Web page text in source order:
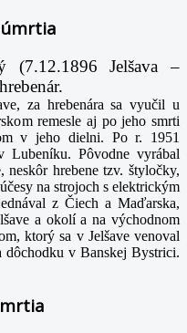
úmrtia
(7.12.1896 Jelšava –
za hrebenára sa vyučil u
remesle aj po jeho smrti
v jeho dielni. Po r. 1951
Lubeníku. Pôvodne vyrábal
neskôr hrebene tzv. štyločky,
na strojoch s elektrickým
z Čiech a Maďarska,
a okolí a na východnom
ktorý sa v Jelšave venoval
dôchodku v Banskej Bystrici.